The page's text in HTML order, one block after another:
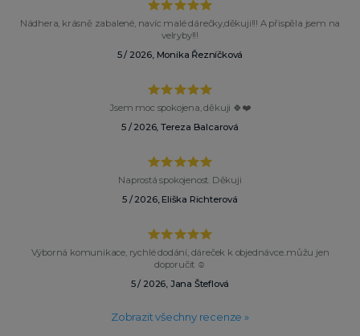
Nádhera, krásně zabalené, navíc malé dárečky,děkuji!!! A přispěla jsem na
velryby!!!
5 / 2026, Monika Řezníčková
Jsem moc spokojena, děkuji 🍀❤️
5 / 2026, Tereza Balcarová
Naprostá spokojenost. Děkuji
5 / 2026, Eliška Richterová
Výborná komunikace, rychlé dodání, dáreček k objednávce..můžu jen
doporučit ☺️
5 / 2026, Jana Šteflová
Zobrazit všechny recenze »